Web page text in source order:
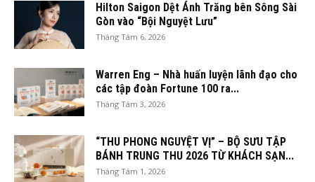
Hilton Saigon Dệt Ánh Trăng bên Sông Sài
Gòn vào “Bội Nguyệt Lưu”
Tháng Tám 6, 2026
Warren Eng – Nhà huấn luyện lãnh đạo cho
các tập đoàn Fortune 100 ra...
Tháng Tám 3, 2026
“THU PHONG NGUYỆT VỊ” – BỘ SƯU TẬP
BÁNH TRUNG THU 2026 TỪ KHÁCH SẠN...
Tháng Tám 1, 2026